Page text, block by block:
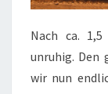
Nach ca.
unruhig. Den
wir nun